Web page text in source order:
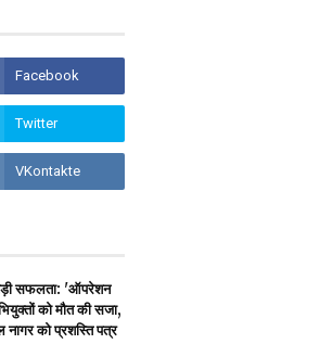
सफलता: 'ऑपरेशन
को मौत की सजा,
नागर को प्रशस्ति पत्र